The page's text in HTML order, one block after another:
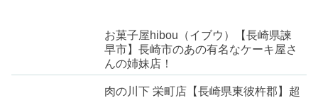
お菓子屋hibou（イブウ）【長崎県諫
早市】長崎市のあの有名なケーキ屋さ
んの姉妹店！
肉の川下 栄町店【長崎県東彼杵郡】超